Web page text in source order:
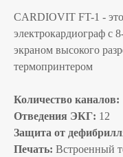
CARDIOVIT FT-1 -
электрокардиограф с
экраном высокого
термопринтером
Количество каналов:
Отведения ЭКГ: 12
Защита от
Печать: Встроенный